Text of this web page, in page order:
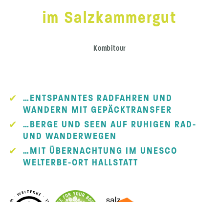
im Salzkammergut
Kombitour
…ENTSPANNTES RADFAHREN UND
WANDERN MIT GEPÄCKTRANSFER
…BERGE UND SEEN AUF RUHIGEN RAD-
UND WANDERWEGEN
…MIT ÜBERNACHTUNG IM UNESCO
WELTERBE-ORT HALLSTATT